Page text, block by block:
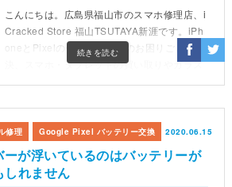
続きを読む
こんにちは。広島県福山市のスマホ修理店、i
Cracked Store 福山TSUTAYA新涯です。iPh
oneとPixelの修理、スマホのお困りごと解
決、スマホ・タブレットの買い取りやガラス
が浮いているのはバッテリーが
しれません
修理 Google Pixel バッテリー交換 2020.06.15